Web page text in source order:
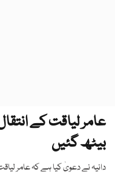
عامر لیاقت کے
بیٹھ گئیں
دانیہ نے دعویٰ کیا ہے کہ عامر